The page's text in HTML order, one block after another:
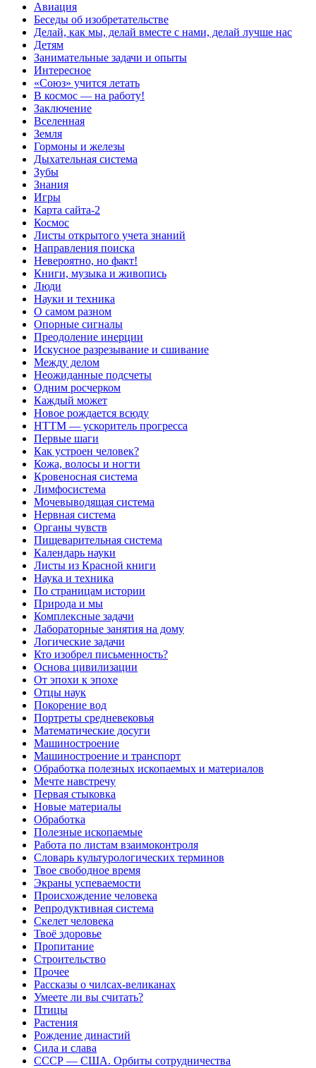
Авиация
Беседы об изобретательстве
Делай, как мы, делай вместе с нами, делай лучше нас
Детям
Занимательные задачи и опыты
Интересное
«Союз» учится летать
В космос — на работу!
Заключение
Вселенная
Земля
Гормоны и железы
Дыхательная система
Зубы
Знания
Игры
Карта сайта-2
Космос
Листы открытого учета знаний
Направления поиска
Невероятно, но факт!
Книги, музыка и живопись
Люди
Науки и техника
О самом разном
Опорные сигналы
Преодоление инерции
Искусное разрезывание и сшивание
Между делом
Неожиданные подсчеты
Одним росчерком
Каждый может
Новое рождается всюду
НТТМ — ускоритель прогресса
Первые шаги
Как устроен человек?
Кожа, волосы и ногти
Кровеносная система
Лимфосистема
Мочевыводящая система
Нервная система
Органы чувств
Пищеварительная система
Календарь науки
Листы из Красной книги
Наука и техника
По страницам истории
Природа и мы
Комплексные задачи
Лабораторные занятия на дому
Логические задачи
Кто изобрел письменность?
Основа цивилизации
От эпохи к эпохе
Отцы наук
Покорение вод
Портреты средневековья
Математические досуги
Машиностроение
Машиностроение и транспорт
Обработка полезных ископаемых и материалов
Мечте навстречу
Первая стыковка
Новые материалы
Обработка
Полезные ископаемые
Работа по листам взаимоконтроля
Словарь культурологических терминов
Твое свободное время
Экраны успеваемости
Происхождение человека
Репродуктивная система
Скелет человека
Твоё здоровье
Пропитание
Строительство
Прочее
Рассказы о чилсах-великанах
Умеете ли вы считать?
Птицы
Растения
Рождение династий
Сила и слава
СССР — США. Орбиты сотрудничества